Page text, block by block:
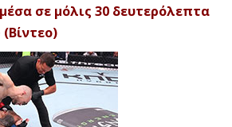
σε μόλις 30 δευτερόλεπτα